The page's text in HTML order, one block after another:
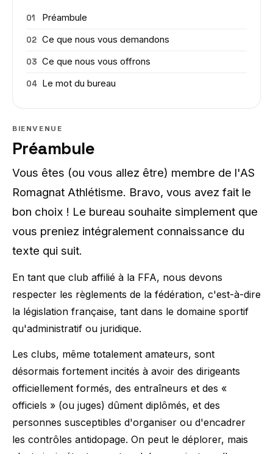
Préambule
Ce que nous vous demandons
Ce que nous vous offrons
Le mot du bureau
BIENVENUE
Préambule
Vous êtes (ou vous allez être) membre de l'AS
Romagnat Athlétisme. Bravo, vous avez fait le
bon choix ! Le bureau souhaite simplement que
vous preniez intégralement connaissance du
texte qui suit.
En tant que club affilié à la FFA, nous devons
respecter les règlements de la fédération, c'est-à-dire
la législation française, tant dans le domaine sportif
qu'administratif ou juridique.
Les clubs, même totalement amateurs, sont
désormais fortement incités à avoir des dirigeants
officiellement formés, des entraîneurs et des «
officiels » (ou juges) dûment diplômés, et des
personnes susceptibles d'organiser ou d'encadrer
les contrôles antidopage. On peut le déplorer, mais